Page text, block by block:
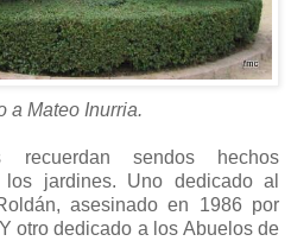
a Mateo Inurria.
recuerdan sendos hechos
los jardines. Uno dedicado al
asesinado en 1986 por
otro dedicado a los Abuelos de